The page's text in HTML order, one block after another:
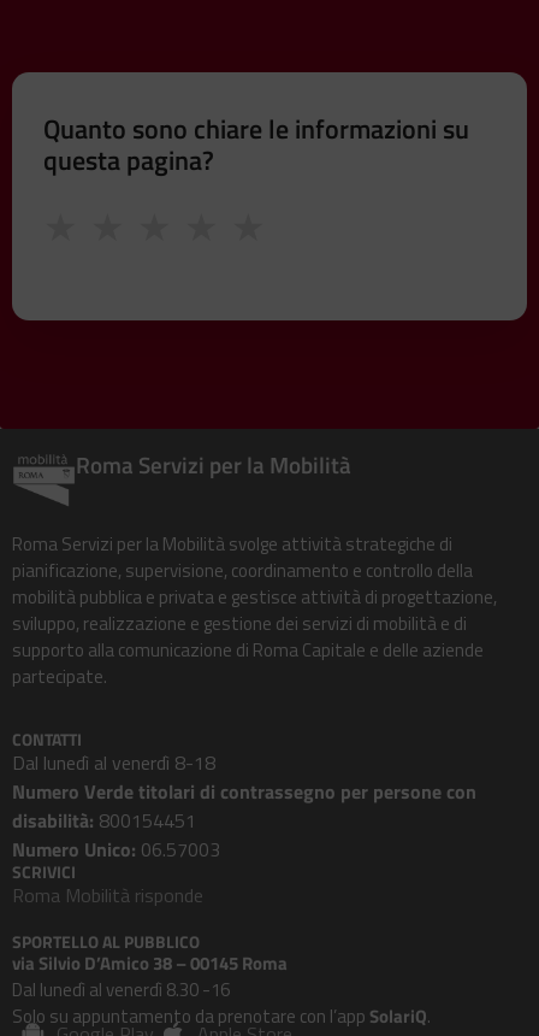
Quanto sono chiare le informazioni su
questa pagina?
Roma Servizi per la Mobilità
Roma Servizi per la Mobilità svolge attività strategiche di
pianificazione, supervisione, coordinamento e controllo della
mobilità pubblica e privata e gestisce attività di progettazione,
sviluppo, realizzazione e gestione dei servizi di mobilità e di
supporto alla comunicazione di Roma Capitale e delle aziende
partecipate.
CONTATTI
Dal lunedì al venerdì 8-18
Numero Verde titolari di contrassegno per persone con
disabilità: 800154451
Numero Unico: 06.57003
SCRIVICI
Roma Mobilità risponde
SPORTELLO AL PUBBLICO
via Silvio D’Amico 38 – 00145 Roma
Dal lunedì al venerdì 8.30 -16
Solo su appuntamento da prenotare con l’app SolariQ.